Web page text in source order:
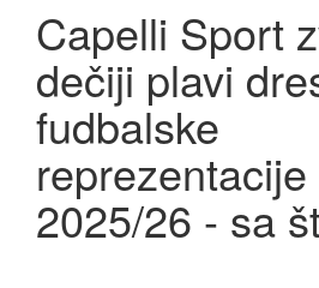
Capelli Sport
dečiji plavi
fudbalske
2025/26 - sa